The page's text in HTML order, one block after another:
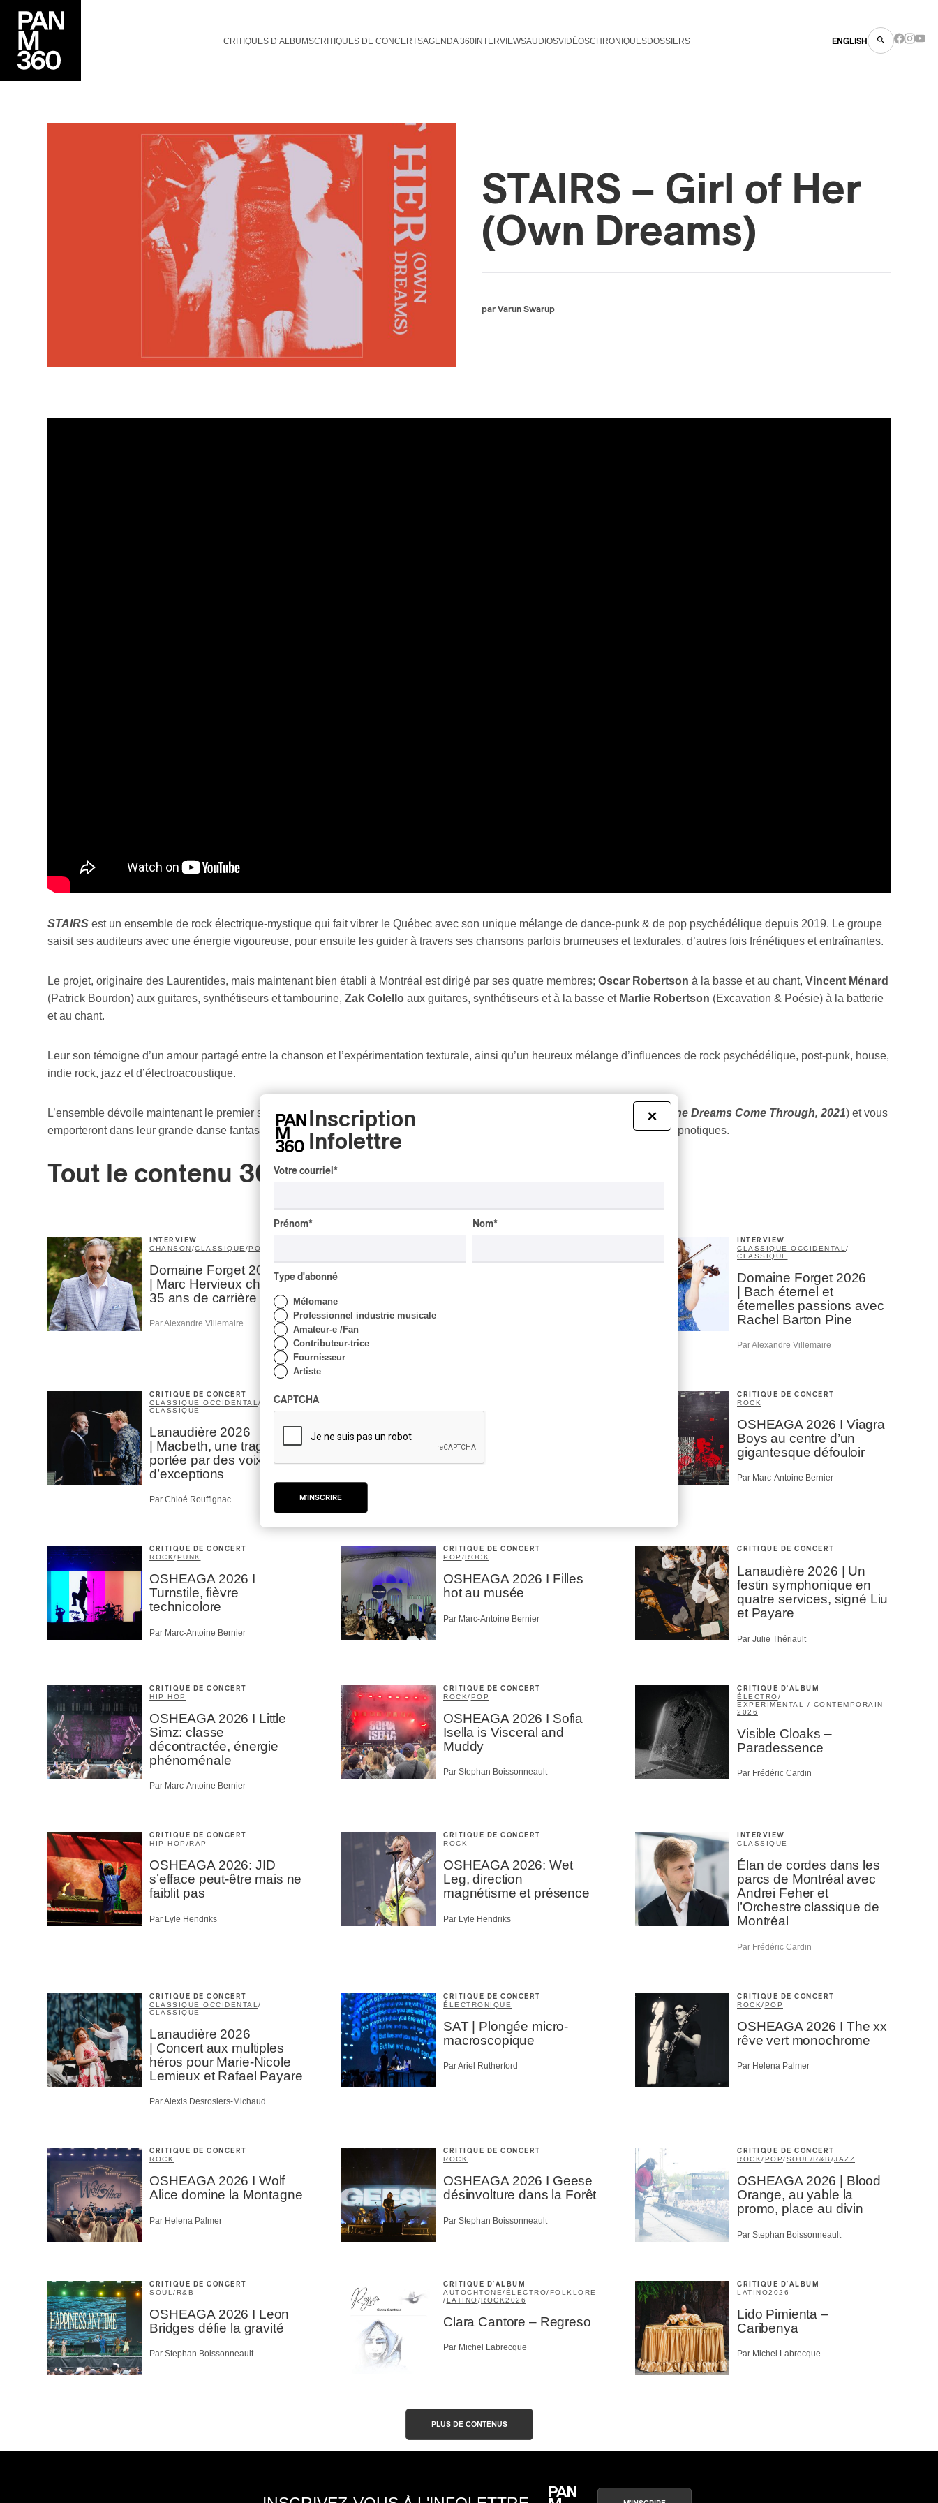
CRITIQUES D’ALBUMSCRITIQUES DE CONCERTSAGENDA 360INTERVIEWSAUDIOSVIDÉOSCHRONIQUESDOSSIERS ENGLISH
STAIRS – Girl of Her
(Own Dreams)
par Varun Swarup
STAIRS est un ensemble de rock électrique-mystique qui fait vibrer le Québec avec son unique mélange de dance-punk & de pop psychédélique depuis 2019. Le groupe
saisit ses auditeurs avec une énergie vigoureuse, pour ensuite les guider à travers ses chansons parfois brumeuses et texturales, d’autres fois frénétiques et entraînantes.
Le projet, originaire des Laurentides, mais maintenant bien établi à Montréal est dirigé par ses quatre membres; Oscar Robertson à la basse et au chant, Vincent Ménard
(Patrick Bourdon) aux guitares, synthétiseurs et tambourine, Zak Colello aux guitares, synthétiseurs et à la basse et Marlie Robertson (Excavation & Poésie) à la batterie
et au chant.
Leur son témoigne d’un amour partagé entre la chanson et l’expérimentation texturale, ainsi qu’un heureux mélange d’influences de rock psychédélique, post-punk, house,
indie rock, jazz et d’électroacoustique.
L’ensemble dévoile maintenant le premier single de leur prochain album, encore plus dansant et éclaté que leur premier ( Until the Dreams Come Through, 2021) et vous
emporteront dans leur grande danse fantasmagorique où se rejoignent guitares enflammées, synthés sous-marins et grooves hypnotiques.
Tout le contenu 360
INTERVIEW
CHANSON/CLASSIQUE /POP
Domaine Forget 2026
| Marc Hervieux chante
35 ans de carrière
Par Alexandre Villemaire
INTERVIEW
CLASSIQUE OCCIDENTAL /
CLASSIQUE
Domaine Forget 2026
| Bach éternel et
éternelles passions avec
Rachel Barton Pine
Par Alexandre Villemaire
CRITIQUE DE CONCERT
CLASSIQUE OCCIDENTAL /
CLASSIQUE
Lanaudière 2026
| Macbeth, une tragédie
portée par des voix
d’exceptions
Par Chloé Rouffignac
scène de la Forêt
CRITIQUE DE CONCERT
ROCK
OSHEAGA 2026 I Viagra
Boys au centre d’un
gigantesque défouloir
Par Marc-Antoine Bernier
CRITIQUE DE CONCERT
ROCK/ PUNK
OSHEAGA 2026 I
Turnstile, fièvre
technicolore
Par Marc-Antoine Bernier
CRITIQUE DE CONCERT
POP /ROCK
OSHEAGA 2026 I Filles
hot au musée
Par Marc-Antoine Bernier
CRITIQUE DE CONCERT
Lanaudière 2026 | Un
festin symphonique en
quatre services, signé Liu
et Payare
Par Julie Thériault
CRITIQUE DE CONCERT
HIP HOP
OSHEAGA 2026 I Little
Simz: classe
décontractée, énergie
phénoménale
Par Marc-Antoine Bernier
CRITIQUE DE CONCERT
ROCK/POP
OSHEAGA 2026 I Sofia
Isella is Visceral and
Muddy
Par Stephan Boissonneault
CRITIQUE D'ALBUM
ÉLECTRO/
EXPÉRIMENTAL / CONTEMPORAIN
2026
Visible Cloaks –
Paradessence
Par Frédéric Cardin
CRITIQUE DE CONCERT
HIP-HOP /RAP
OSHEAGA 2026: JID
s’efface peut-être mais ne
faiblit pas
Par Lyle Hendriks
CRITIQUE DE CONCERT
ROCK
OSHEAGA 2026: Wet
Leg, direction
magnétisme et présence
Par Lyle Hendriks
INTERVIEW
CLASSIQUE
Élan de cordes dans les
parcs de Montréal avec
Andrei Feher et
l’Orchestre classique de
Montréal
Par Frédéric Cardin
CRITIQUE DE CONCERT
CLASSIQUE OCCIDENTAL /
CLASSIQUE
Lanaudière 2026
| Concert aux multiples
héros pour Marie-Nicole
Lemieux et Rafael Payare
Par Alexis Desrosiers-Michaud
CRITIQUE DE CONCERT
ÉLECTRONIQUE
SAT | Plongée micro-
macroscopique
Par Ariel Rutherford
CRITIQUE DE CONCERT
ROCK/POP
OSHEAGA 2026 I The xx
rêve vert monochrome
Par Helena Palmer
CRITIQUE DE CONCERT
ROCK
OSHEAGA 2026 I Wolf
Alice domine la Montagne
Par Helena Palmer
CRITIQUE DE CONCERT
ROCK
OSHEAGA 2026 I Geese
désinvolture dans la Forêt
Par Stephan Boissonneault
CRITIQUE DE CONCERT
ROCK/POP/SOUL/R&B /JAZZ
OSHEAGA 2026 | Blood
Orange, au yable la
promo, place au divin
Par Stephan Boissonneault
CRITIQUE DE CONCERT
SOUL/R&B
OSHEAGA 2026 I Leon
Bridges défie la gravité
Par Stephan Boissonneault
CRITIQUE D'ALBUM
AUTOCHTONE/ÉLECTRO/FOLKLORE
/LATINO/ROCK2026
Clara Cantore – Regreso
Par Michel Labrecque
CRITIQUE D'ALBUM
LATINO2026
Lido Pimienta –
Caribenya
Par Michel Labrecque
PLUS DE CONTENUS
×
Inscription
Infolettre
Votre courriel *
Prénom* Nom*
Type d'abonné
Mélomane
Professionnel industrie musicale
Amateur-e /Fan
Contributeur-trice
Fournisseur
Artiste
CAPTCHA
M'INSCRIRE